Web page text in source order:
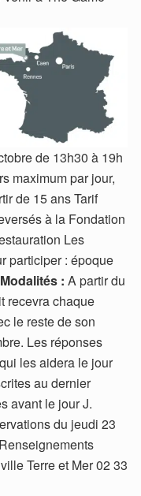
de 13h30 à 19h
maximum par jour,
de 15 ans Tarif
à la Fondation
Les
participer : époque
Modalités : A partir du
recevra chaque
le reste de son
Les réponses
les aidera le jour
au dernier
avant le jour J.
du jeudi 23
Terre et Mer 02 33